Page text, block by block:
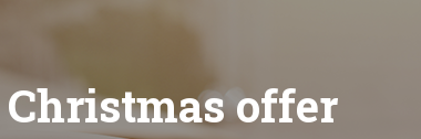
Christmas offer